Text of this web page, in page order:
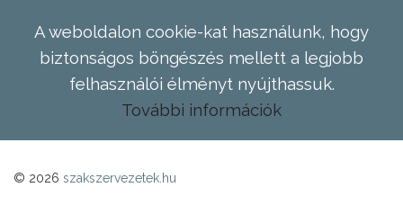
A weboldalon cookie-kat használunk, hogy
biztonságos böngészés mellett a legjobb
felhasználói élményt nyújthassuk.
További információk
© 2026 szakszervezetek.hu